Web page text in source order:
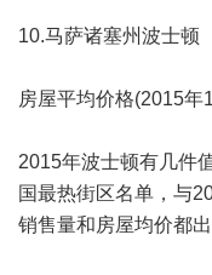
10.马萨诸塞州波士顿
房屋平均价格(2015年
2015年波士顿有几件
国最热街区名单，与
销售量和房屋均价都出